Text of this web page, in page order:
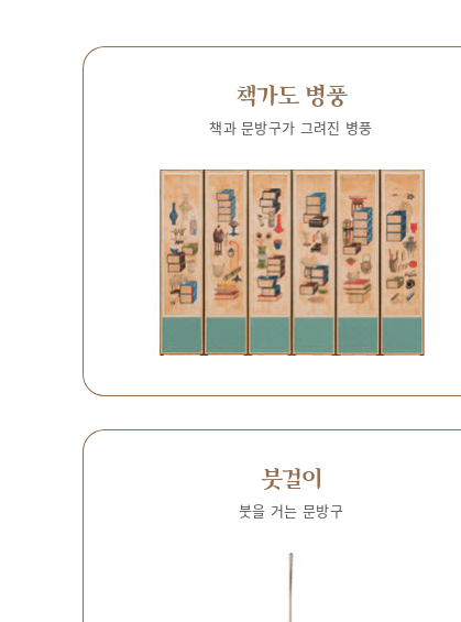
책가도 병풍
책과 문방구가 그려진 병풍
붓걸이
붓을 거는 문방구